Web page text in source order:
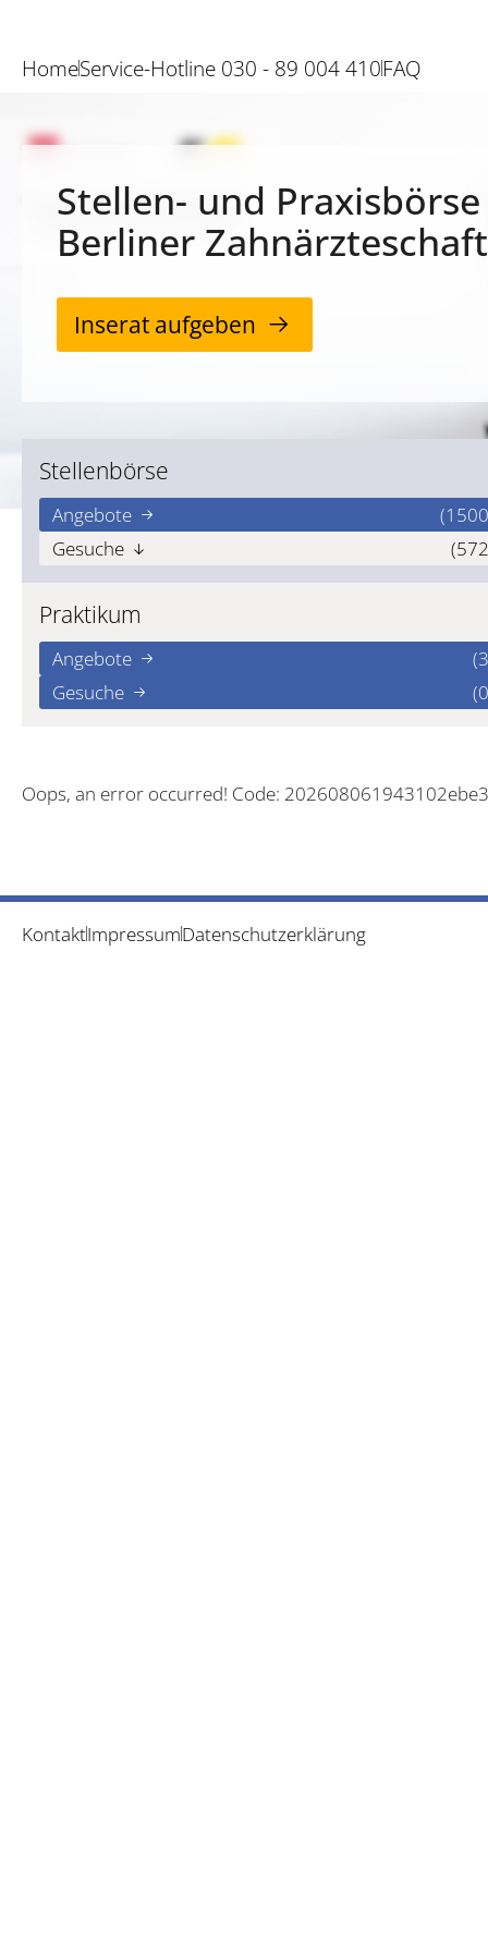
HomeService-Hotline 030 - 89 004 410FAQ
Stellen- und
Berliner Zahnärzteschaft
Inserat aufgeben
Stellenbörse
Angebote
Gesuche
Praktikum
Angebote
Gesuche
Oops, an error occurred! Code:
KontaktImpressumDatenschutzerklärung